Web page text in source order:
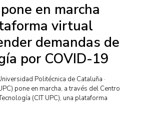
en marcha
virtual
demandas de
por COVID-19
Politécnica de Cataluña ·
pone en marcha, a través del Centro
(CIT UPC), una plataforma